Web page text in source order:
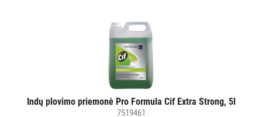
Indų plovimo priemonė Pro Formula Cif Extra Strong, 5l
7519461